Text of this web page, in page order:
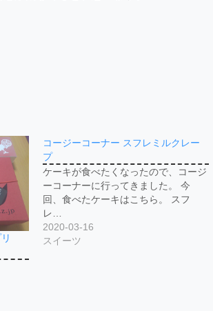
コージーコーナー スフレミルクレー
プ
ケーキが食べたくなったので、コージ
ーコーナーに行ってきました。 今
回、食べたケーキはこちら。 スフ
レ…
2020-03-16
スイーツ